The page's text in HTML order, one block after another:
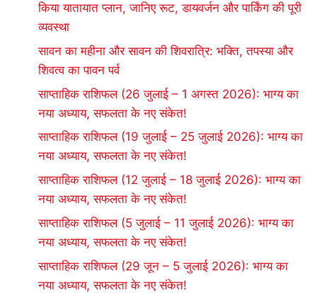
किया यातायात प्लान, जानिए रूट, डायवर्जन और पार्किंग की पूरी
व्यवस्था
सावन का महीना और सावन की शिवरात्रि: भक्ति, तपस्या और
शिवत्व का पावन पर्व
साप्ताहिक राशिफल (26 जुलाई – 1 अगस्त 2026): भाग्य का
नया अध्याय, सफलता के नए संकेत!
साप्ताहिक राशिफल (19 जुलाई – 25 जुलाई 2026): भाग्य का
नया अध्याय, सफलता के नए संकेत!
साप्ताहिक राशिफल (12 जुलाई – 18 जुलाई 2026): भाग्य का
नया अध्याय, सफलता के नए संकेत!
साप्ताहिक राशिफल (5 जुलाई – 11 जुलाई 2026): भाग्य का
नया अध्याय, सफलता के नए संकेत!
साप्ताहिक राशिफल (29 जून – 5 जुलाई 2026): भाग्य का
नया अध्याय, सफलता के नए संकेत!